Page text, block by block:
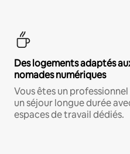
Des logements adaptés
nomades numériques
Vous êtes un
un séjour longue durée
espaces de travail dédiés.